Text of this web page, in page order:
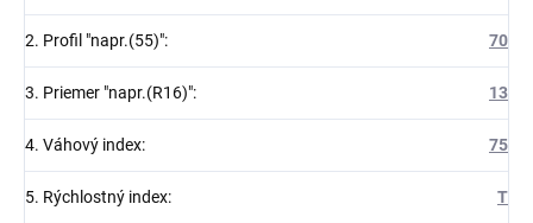
2. Profil "napr.(55)": 70
3. Priemer "napr.(R16)": 13
4. Váhový index: 75
5. Rýchlostný index: T